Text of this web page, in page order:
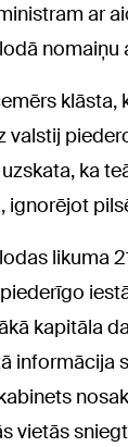
ar
klāsta,
valstij
ka
ignorējot
likuma
kapitāla
informācija
vietās